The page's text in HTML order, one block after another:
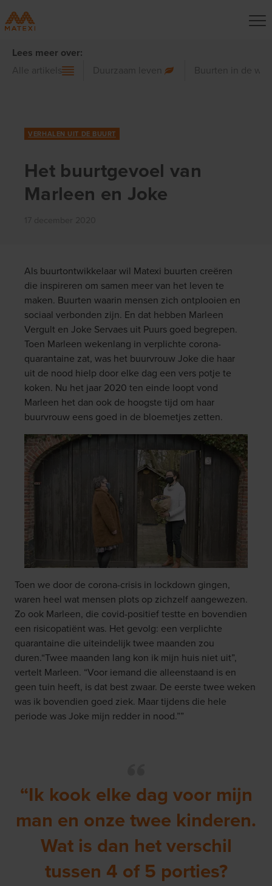
Lees meer over:
Alle artikels
Duurzaam leven Buurten in de
VERHALEN UIT DE BUURT
Het buurtgevoel van
Marleen en Joke
Als buurtontwikkelaar wil Matexi buurten creëren
die inspireren om samen meer van het leven te
maken. Buurten waarin mensen zich ontplooien en
sociaal verbonden zijn. En dat hebben Marleen
Vergult en Joke Servaes uit Puurs goed begrepen.
Toen Marleen wekenlang in verplichte corona-
quarantaine zat, was het buurvrouw Joke die haar
uit de nood hielp door elke dag een vers potje te
koken. Nu het jaar 2020 ten einde loopt vond
Marleen het dan ook de hoogste tijd om haar
buurvrouw eens goed in de bloemetjes zetten.
Toen we door de corona-crisis in lockdown gingen,
waren heel wat mensen plots op zichzelf aangewezen.
Zo ook Marleen, die covid-positief testte en bovendien
een risicopatiënt was. Het gevolg: een verplichte
quarantaine die uiteindelijk twee maanden zou
duren.“Twee maanden lang kon ik mijn huis niet uit”,
vertelt Marleen. “Voor iemand die alleenstaand is en
geen tuin heeft, is dat best zwaar. De eerste twee weken
was ik bovendien goed ziek. Maar tijdens die hele
periode was Joke mijn redder in nood.””
“Ik kook elke dag voor mijn
man en onze twee kinderen.
Wat is dan het verschil
tussen 4 of 5 porties?